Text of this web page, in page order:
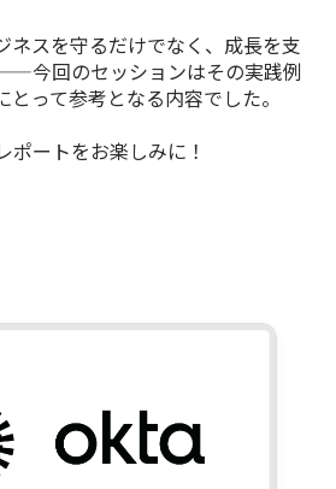
ネスを守るだけでなく、成長を支
今回のセッションはその実践例
とって参考となる内容でした。
ポートをお楽しみに！